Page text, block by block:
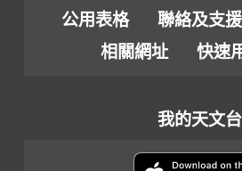
公用表格 聯絡及支援
相關網址
快速
我的天文台